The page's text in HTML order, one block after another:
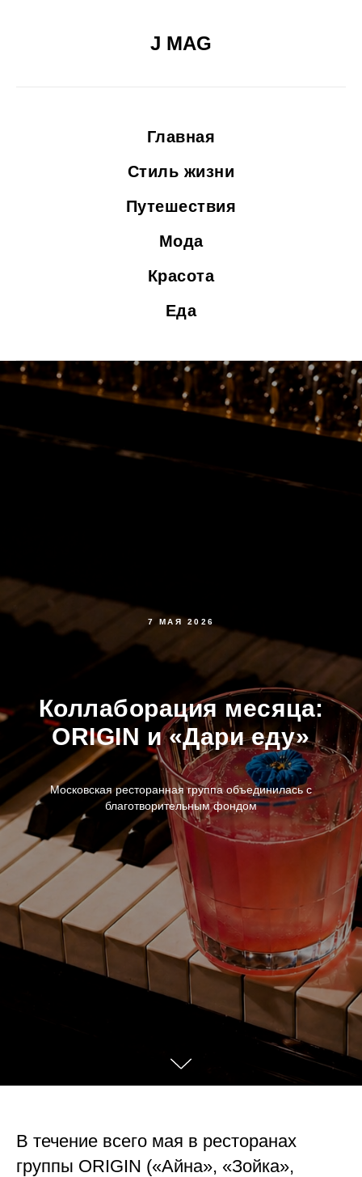
J MAG
Главная
Стиль жизни
Путешествия
Мода
Красота
Еда
7 МАЯ 2026
Коллаборация месяца:
ORIGIN и «Дари еду»
Московская ресторанная группа объединилась с
благотворительным фондом
В течение всего мая в ресторанах
группы ORIGIN («Айна», «Зойка»,